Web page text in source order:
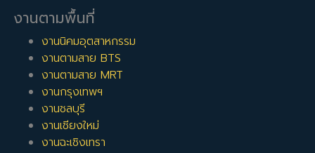
งานตามพื้นที่
งานนิคมอุตสาหกรรม
งานตามสาย BTS
งานตามสาย MRT
งานกรุงเทพฯ
งานชลบุรี
งานเชียงใหม่
งานฉะเชิงเทรา